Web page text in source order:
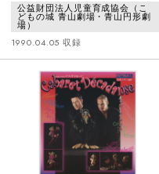
う）•清の時代の宮殿」の中には、
たくさんの劇場が残っています。
祭りでも、定期的に開かれる市場
でも、また家に良いことがあった
り、珍しいお客があったとき、必
ず劇団が呼ばれて芝居を観せまし
た。また、たとえば砂糖きび畑に
忍び込んだどろぼうがつかまえら
れたりしたとき、その罰として一
晩劇団を呼ぶ資金を罰金として出
し、村の人に
公益財団法人児童育成協会（こ
どもの城 青山劇場・青山円形劇
場）
1990.04.05 収録